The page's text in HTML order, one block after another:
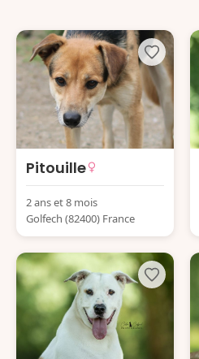
Pitouille
2 ans et 8 mois
Golfech (82400) France